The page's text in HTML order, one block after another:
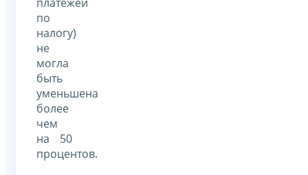
по
налогу)
не
могла
быть
уменьшена
более
чем
на 50
процентов.